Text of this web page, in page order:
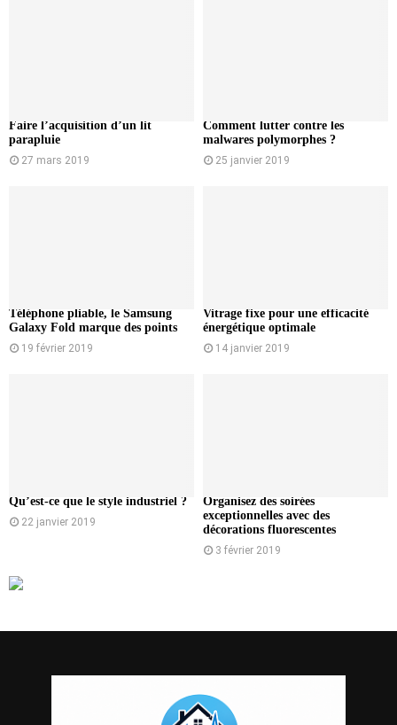
Faire l’acquisition d’un lit
parapluie
27 mars 2019
Comment lutter contre les
malwares polymorphes ?
25 janvier 2019
Téléphone pliable, le Samsung
Galaxy Fold marque des points
19 février 2019
Vitrage fixe pour une efficacité
énergétique optimale
14 janvier 2019
Qu’est-ce que le style industriel ?
22 janvier 2019
Organisez des soirées
exceptionnelles avec des
décorations fluorescentes
3 février 2019